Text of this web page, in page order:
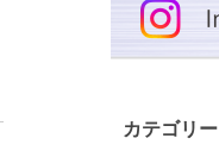
カテゴリー